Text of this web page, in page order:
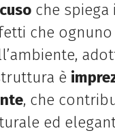
che spiega
che
è
, che
ed